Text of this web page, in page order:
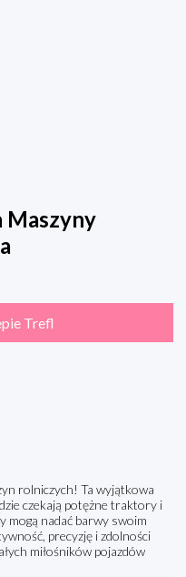
Maszyny
Trefl
rolniczych! Ta wyjątkowa
czekają potężne traktory i
mogą nadać barwy swoim
precyzję i zdolności
miłośników pojazdów